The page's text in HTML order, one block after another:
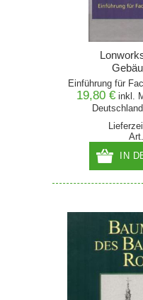
Einführung für
19,80 € inkl.
IN